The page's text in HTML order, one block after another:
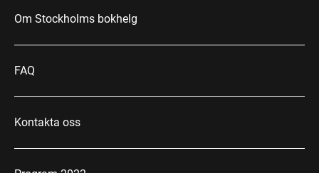
Om Stockholms bokhelg
FAQ
Kontakta oss